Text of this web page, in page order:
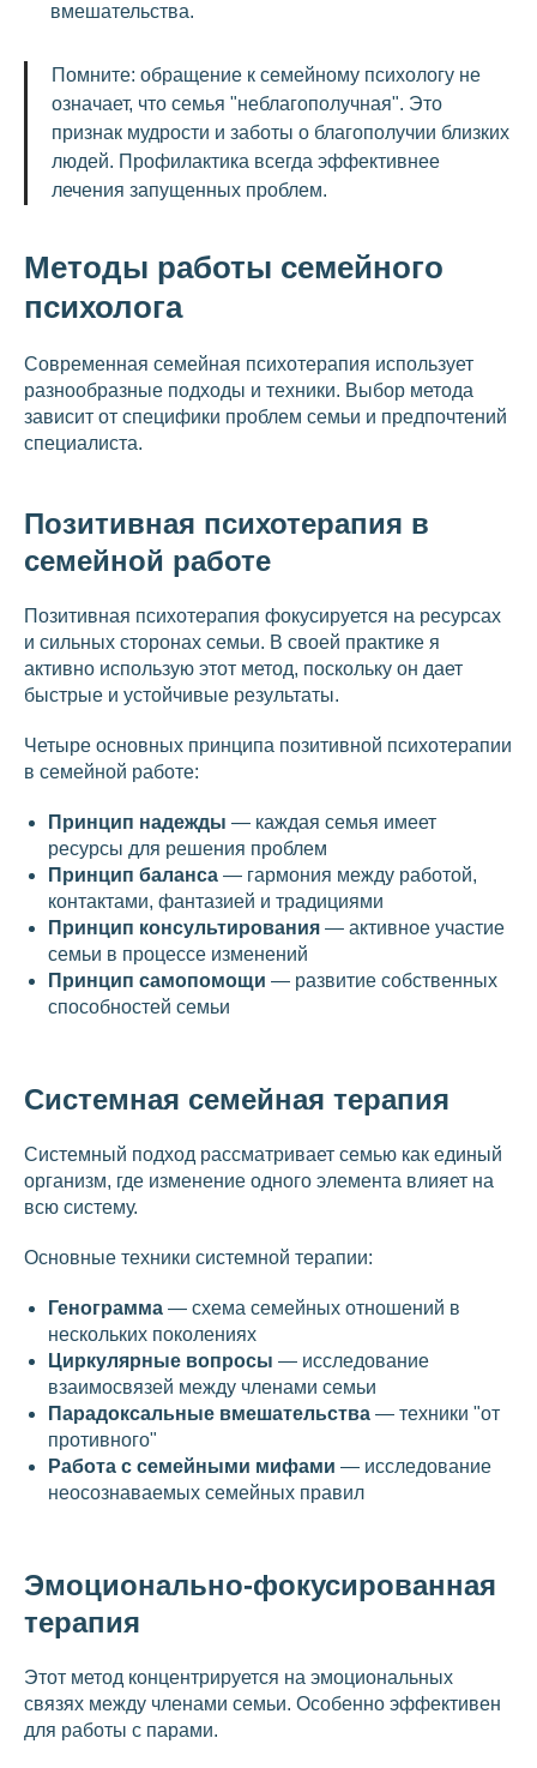
вмешательства.
Помните: обращение к семейному психологу не
означает, что семья "неблагополучная". Это
признак мудрости и заботы о благополучии близких
людей. Профилактика всегда эффективнее
лечения запущенных проблем.
Методы работы семейного
психолога
Современная семейная психотерапия использует
разнообразные подходы и техники. Выбор метода
зависит от специфики проблем семьи и предпочтений
специалиста.
Позитивная психотерапия в
семейной работе
Позитивная психотерапия фокусируется на ресурсах
и сильных сторонах семьи. В своей практике я
активно использую этот метод, поскольку он дает
быстрые и устойчивые результаты.
Четыре основных принципа позитивной психотерапии
в семейной работе:
Принцип надежды — каждая семья имеет
ресурсы для решения проблем
Принцип баланса — гармония между работой,
контактами, фантазией и традициями
Принцип консультирования — активное участие
семьи в процессе изменений
Принцип самопомощи — развитие собственных
способностей семьи
Системная семейная терапия
Системный подход рассматривает семью как единый
организм, где изменение одного элемента влияет на
всю систему.
Основные техники системной терапии:
Генограмма — схема семейных отношений в
нескольких поколениях
Циркулярные вопросы — исследование
взаимосвязей между членами семьи
Парадоксальные вмешательства — техники "от
противного"
Работа с семейными мифами — исследование
неосознаваемых семейных правил
Эмоционально-фокусированная
терапия
Этот метод концентрируется на эмоциональных
связях между членами семьи. Особенно эффективен
для работы с парами.